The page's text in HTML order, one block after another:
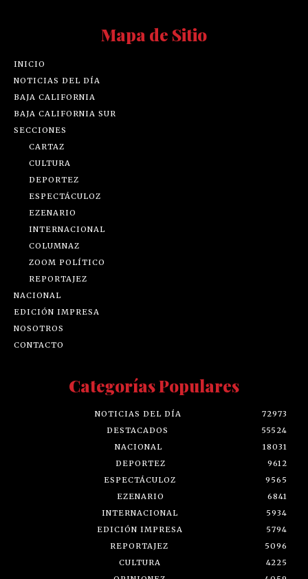
Mapa de Sitio
INICIO
NOTICIAS DEL DÍA
BAJA CALIFORNIA
BAJA CALIFORNIA SUR
SECCIONES
CARTAZ
CULTURA
DEPORTEZ
ESPECTÁCULOZ
EZENARIO
INTERNACIONAL
COLUMNAZ
ZOOM POLÍTICO
REPORTAJEZ
NACIONAL
EDICIÓN IMPRESA
NOSOTROS
CONTACTO
Categorías Populares
NOTICIAS DEL DÍA
72973
DESTACADOS
55524
NACIONAL
18031
DEPORTEZ
9612
ESPECTÁCULOZ
9565
EZENARIO
6841
INTERNACIONAL
5934
EDICIÓN IMPRESA
5794
REPORTAJEZ
5096
CULTURA
4225